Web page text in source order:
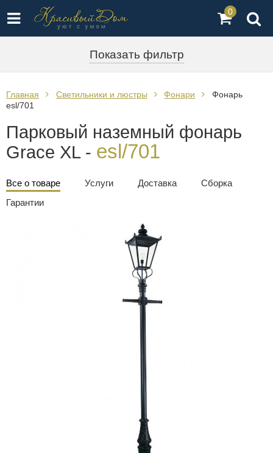
0
Показать фильтр
Главная Светильники и люстры Фонари
Фонарь
esl/701
Парковый наземный фонарь
Grace XL - esl/701
Все о товаре Услуги Доставка
Сборка
Гарантии